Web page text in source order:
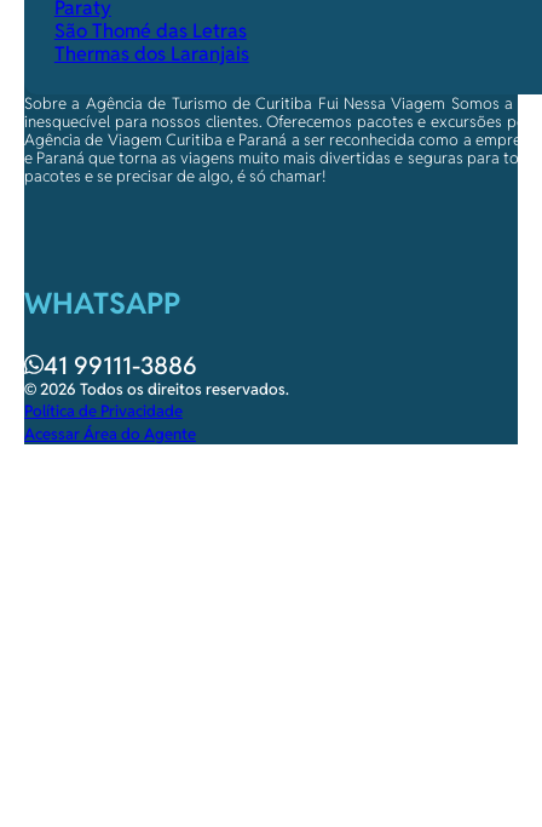
Paraty
São Thomé das Letras
Thermas dos Laranjais
Sobre a Agência de Turismo de Curitiba Fui Nessa Viagem Somos a
inesquecível para nossos clientes. Oferecemos pacotes e excursões
Agência de Viagem Curitiba e Paraná a ser reconhecida como a
e Paraná que torna as viagens muito mais divertidas e seguras para
pacotes e se precisar de algo, é só chamar!
WHATSAPP
41 99111-3886
© 2026 Todos os direitos reservados.
Política de Privacidade
Acessar Área do Agente